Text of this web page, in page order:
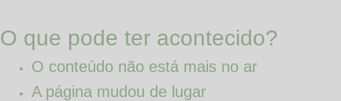
O que pode ter acontecido?
O conteúdo não está mais no ar
A página mudou de lugar